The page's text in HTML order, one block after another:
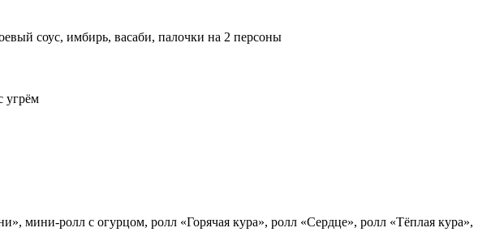
соус, имбирь, васаби, палочки на 2 персоны
угрём
мини-ролл с огурцом, ролл «Горячая кура», ролл «Сердце», ролл «Тёплая кура»,